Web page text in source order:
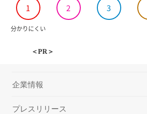
1 2 3
分かりにくい
＜PR＞
企業情報
プレスリリース